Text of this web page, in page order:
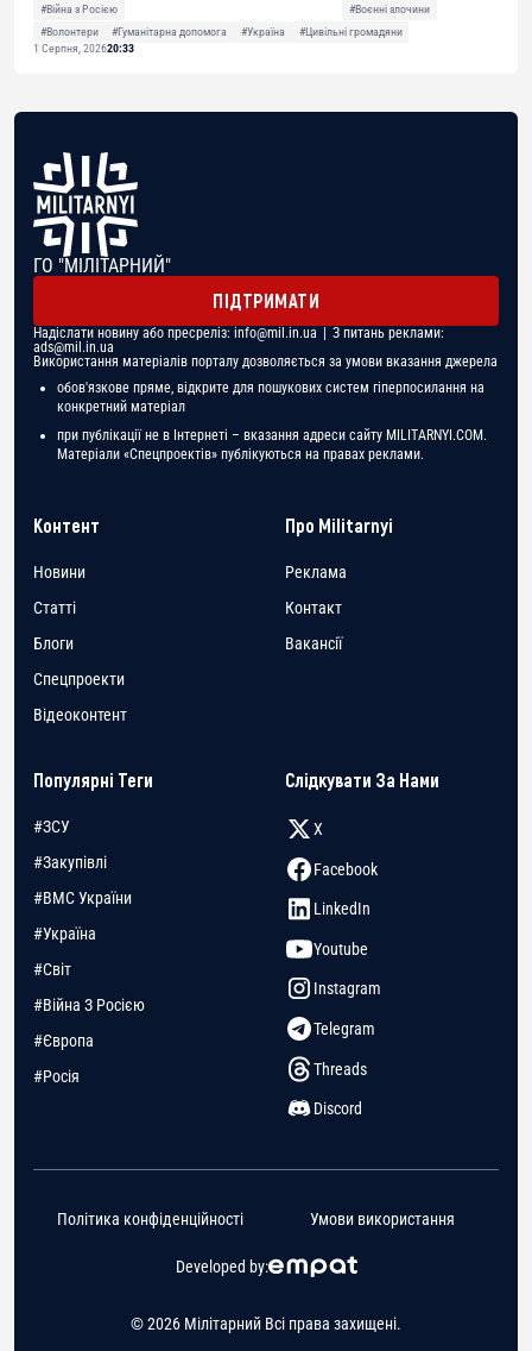
#Війна з Росією
#Воєнні злочини
#Волонтери
#Гуманітарна допомога #Україна
#Цивільні громадяни
1 Серпня, 202620:33
ГО "МІЛІТАРНИЙ"
ПІДТРИМАТИ
Надіслати новину або пресреліз: info@mil.in.ua | З питань реклами:
ads@mil.in.ua
Використання матеріалів порталу дозволяється за умови вказання джерела
обов'язкове пряме, відкрите для пошукових систем гіперпосилання на
конкретний матеріал
при публікації не в Інтернеті – вказання адреси сайту MILITARNYI.COM.
Матеріали «Спецпроектів» публікуються на правах реклами.
Контент
Новини
Статті
Блоги
Спецпроекти
Відеоконтент
Про Militarnyi
Реклама
Контакт
Вакансії
Популярні Теги
#ЗСУ
#Закупівлі
#ВМС України
#Україна
#Світ
#Війна З Росією
#Європа
#Росія
Слідкувати За Нами
X
Facebook
LinkedIn
Youtube
Instagram
Telegram
Threads
Discord
© 2026 Мілітарний Всі права захищені.
Developed by:
Політика конфіденційності Умови використання